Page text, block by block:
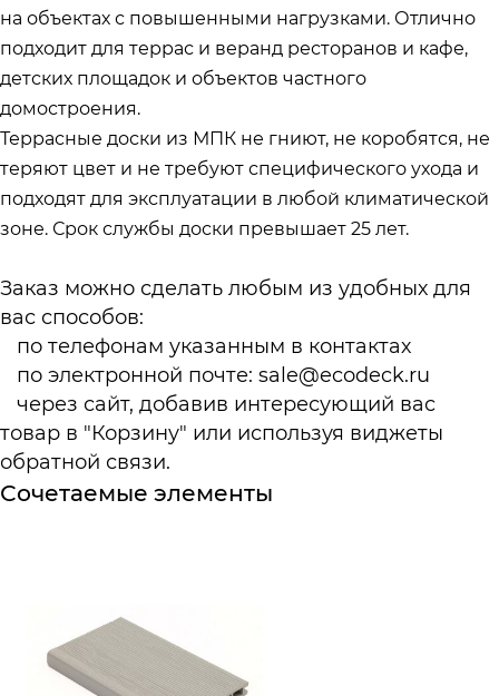
на объектах с повышенными нагрузками. Отлично
подходит для террас и веранд ресторанов и кафе,
детских площадок и объектов частного
домостроения.
Террасные доски из МПК не гниют, не коробятся, не
теряют цвет и не требуют специфического ухода и
подходят для эксплуатации в любой климатической
зоне. Срок службы доски превышает 25 лет.
Заказ можно сделать любым из удобных для
вас способов:
по телефонам указанным в контактах
по электронной почте: sale@ecodeck.ru
через сайт, добавив интересующий вас
товар в "Корзину" или используя виджеты
обратной связи.
Сочетаемые элементы